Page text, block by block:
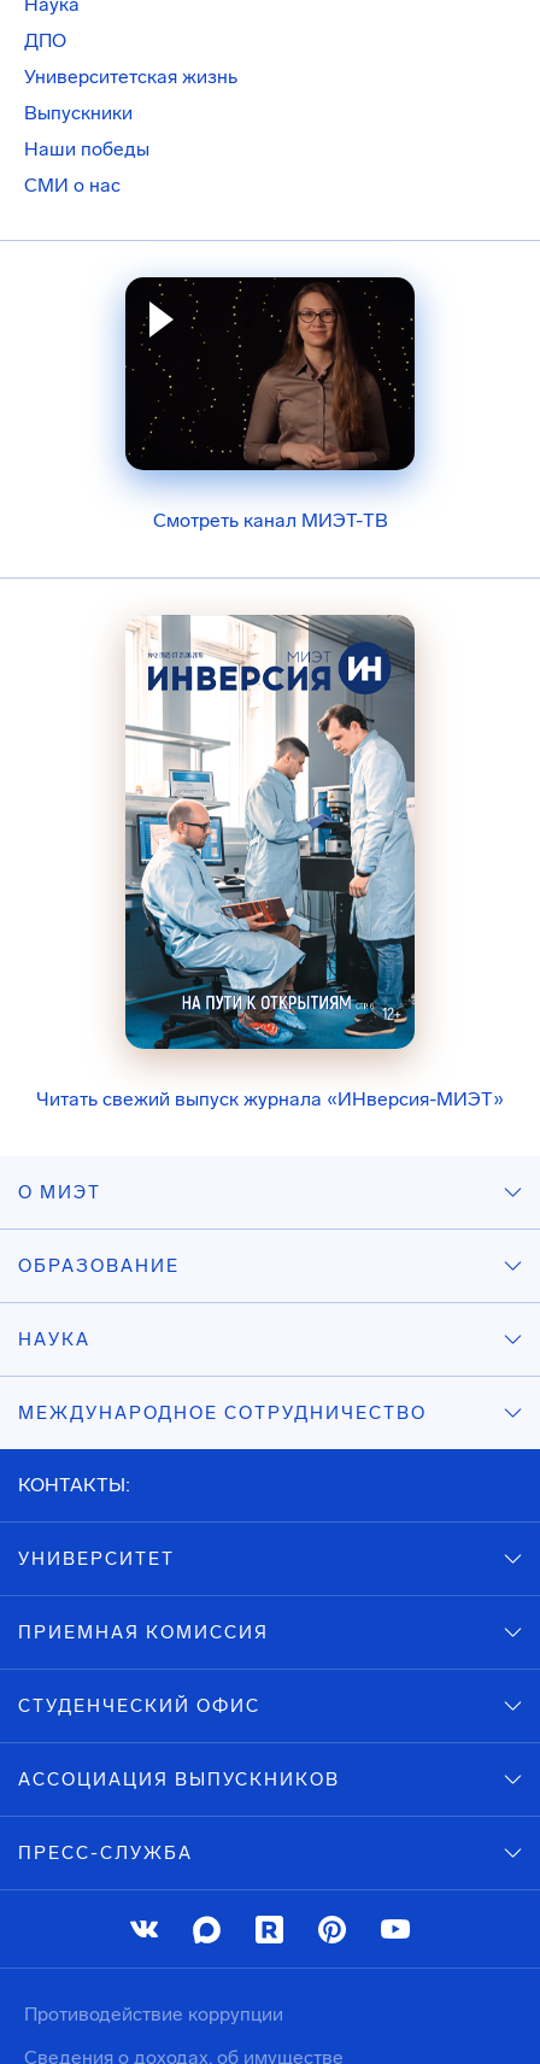
ДПО
Университетская жизнь
Выпускники
Наши победы
СМИ о нас
Смотреть канал МИЭТ-ТВ
Читать свежий выпуск журнала «ИНверсия-МИЭТ»
О МИЭТ
ОБРАЗОВАНИЕ
НАУКА
МЕЖДУНАРОДНОЕ СОТРУДНИЧЕСТВО
КОНТАКТЫ:
УНИВЕРСИТЕТ
ПРИЕМНАЯ КОМИССИЯ
СТУДЕНЧЕСКИЙ ОФИС
АССОЦИАЦИЯ ВЫПУСКНИКОВ
ПРЕСС-СЛУЖБА
Противодействие коррупции
Сведения о доходах, об имуществе